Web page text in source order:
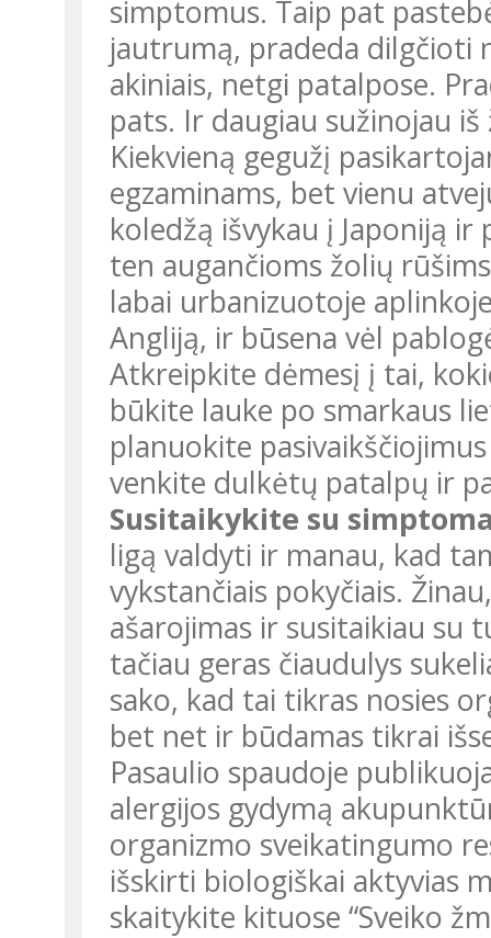
simptomus. Taip pat
jautrumą, pradeda dilgčioti
akiniais, netgi patalpose.
pats. Ir daugiau sužinojau
Kiekvieną gegužį
egzaminams, bet vienu
koledžą išvykau į Japoniją
ten augančioms žolių
labai urbanizuotoje
Angliją, ir būsena vėl
Atkreipkite dėmesį į tai,
būkite lauke po smarkaus
planuokite
venkite dulkėtų patalpų ir
Susitaikykite su
ligą valdyti ir manau, kad
vykstančiais pokyčiais.
ašarojimas ir susitaikiau su
tačiau geras čiaudulys
sako, kad tai tikras nosies
bet net ir būdamas tikrai
Pasaulio spaudoje
alergijos gydymą
organizmo sveikatingumo
išskirti biologiškai aktyvias
skaitykite kituose “Sveiko